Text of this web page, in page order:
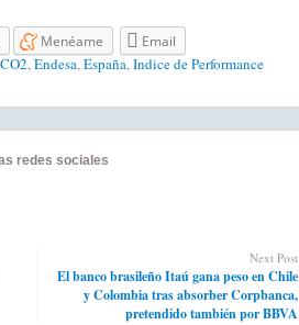
Menéame Email
CO2,Endesa,España,Indice de Performance
redes sociales
Next Post
El banco brasileño Itaú gana peso en Chile
y Colombia tras absorber Corpbanca,
pretendido también por BBVA